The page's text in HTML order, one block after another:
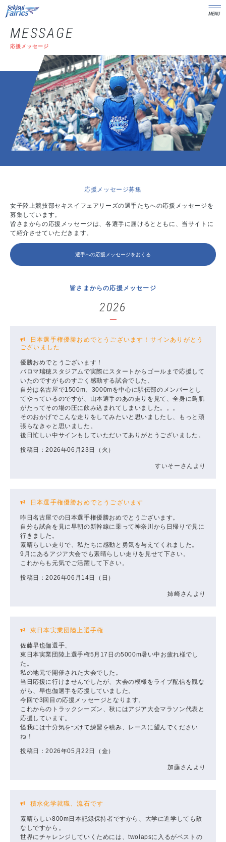
MESSAGE
応援メッセージ
応援メッセージ募集
女子陸上競技部セキスイフェアリーズの選手たちへの応援メッセージを
募集しています。
皆さまからの応援メッセージは、各選手に届けるとともに、当サイトに
て紹介させていただきます。
選手への応援メッセージをおくる
皆さまからの応援メッセージ
2026
日本選手権優勝おめでとうございます！サインありがとう
ございました
優勝おめでとうございます！
パロマ瑞穂スタジアムで実際にスタートからゴールまで応援して
いたのですがものすごく感動する試合でした、
自分は名古屋で1500m、3000mを中心に駅伝部のメンバーとし
てやっているのですが、山本選手のあの走りを見て、全身に鳥肌
がたってその場の圧に飲み込まれてしまいました。。。
そのおかげでこんな走りをしてみたいと思いましたし、もっと頑
張らなきゃと思いました。
後日忙しい中サインもしていただいてありがとうございました。
投稿日：2026年06月23日（火）
すいそーさんより
日本選手権優勝おめでとうございます
昨日名古屋での日本選手権優勝おめでとうございます。
自分も試合を見に早朝の新幹線に乗って神奈川から日帰りで見に
行きました。
素晴らしい走りで、私たちに感動と勇気を与えてくれました。
9月にあるアジア大会でも素晴らしい走りを見せて下さい。
これからも元気でご活躍して下さい。
投稿日：2026年06月14日（日）
姉崎さんより
東日本実業団陸上選手権
佐藤早也伽選手、
東日本実業団陸上選手権5月17日の5000m暑い中お疲れ様でし
た。
私の地元で開催された大会でした。
当日応援に行けませんでしたが、大会の模様をライブ配信を観な
がら、早也伽選手を応援していました。
今回で3回目の応援メッセージとなります。
これからのトラックシーズン、秋にはアジア大会マラソン代表と
応援しています。
怪我には十分気をつけて練習を積み、レースに望んでください
ね！
投稿日：2026年05月22日（金）
加藤さんより
積水化学就職、流石です
素晴らしい800m日本記録保持者ですから、大学に進学しても敵
なしですから。
世界にチャレンジしていくためには、twolapsに入るがベストの